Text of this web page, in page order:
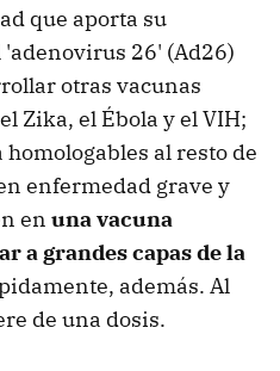
que aporta su
26' (Ad26)
otras vacunas
Zika, el Ébola y el VIH;
al resto de
enfermedad grave y
en una vacuna
a grandes capas de la
además. Al
de una dosis.